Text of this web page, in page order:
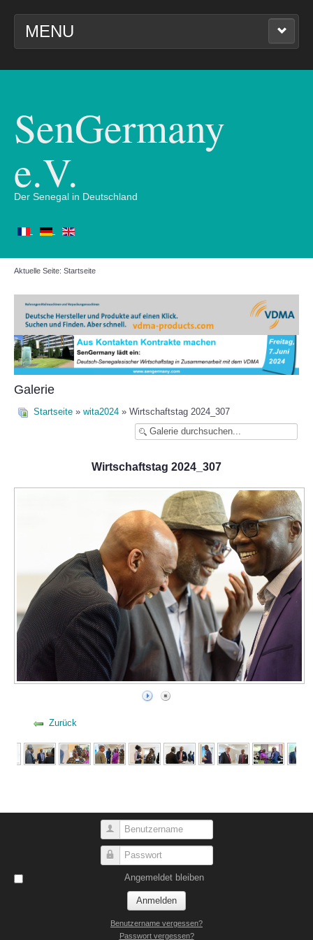
MENU
STARTSEITE
BILDER UND VIDEOS
WIRTSCHAFTSTAG 2024
SenGermany
e.V.
Der Senegal in Deutschland
Aktuelle Seite: Startseite
Galerie
Startseite » wita2024 » Wirtschaftstag 2024_307
Wirtschaftstag 2024_307
Zurück
Benutzername
Passwort
Angemeldet bleiben
Anmelden
Benutzername vergessen?
Passwort vergessen?